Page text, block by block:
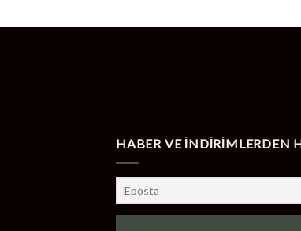
HABER VE İNDİRİMLERDEN